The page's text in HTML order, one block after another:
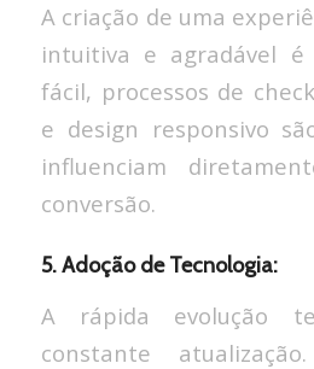
A criação de uma
intuitiva e agradável é
fácil, processos de
e design responsivo
influenciam
conversão.
5. Adoção de Tecnologia:
A rápida evolução
constante